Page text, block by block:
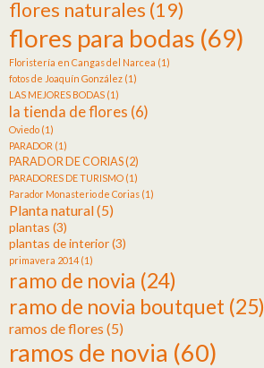
flores naturales (19)
flores para bodas (69)
Floristería en Cangas del Narcea (1)
fotos de Joaquín González (1)
LAS MEJORES BODAS (1)
la tienda de flores (6)
Oviedo (1)
PARADOR (1)
PARADOR DE CORIAS(2)
PARADORES DE TURISMO (1)
Parador Monasterio de Corias (1)
Planta natural(5)
plantas (3)
plantas de interior(3)
primavera 2014(1)
ramo de novia (24)
ramo de novia boutquet (25)
ramos de flores (5)
ramos de novia (60)